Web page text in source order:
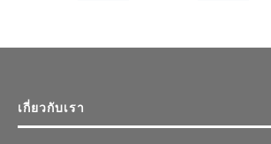
เกี่ยวกับเรา